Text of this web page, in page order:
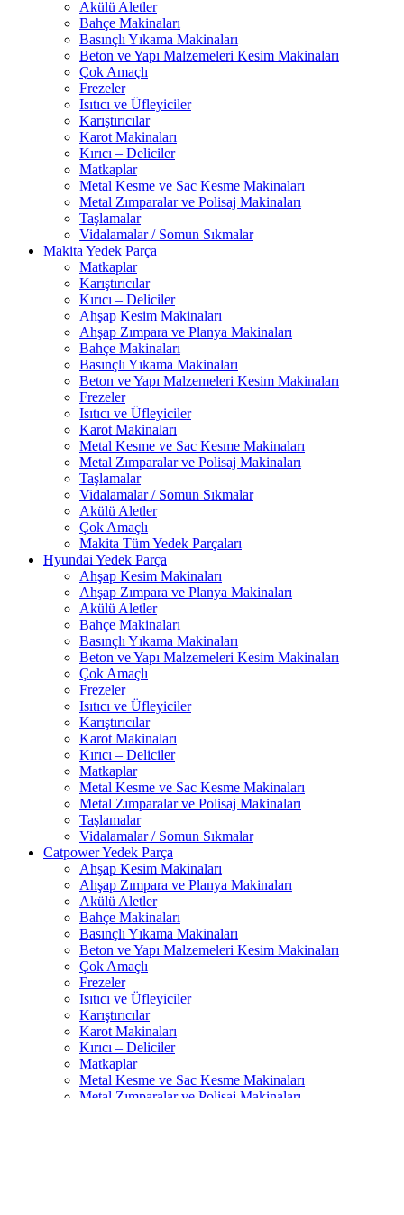
Akülü Aletler
Bahçe Makinaları
Basınçlı Yıkama Makinaları
Beton ve Yapı Malzemeleri Kesim Makinaları
Çok Amaçlı
Frezeler
Isıtıcı ve Üfleyiciler
Karıştırıcılar
Karot Makinaları
Kırıcı – Deliciler
Matkaplar
Metal Kesme ve Sac Kesme Makinaları
Metal Zımparalar ve Polisaj Makinaları
Taşlamalar
Vidalamalar / Somun Sıkmalar
Makita Yedek Parça
Matkaplar
Karıştırıcılar
Kırıcı – Deliciler
Ahşap Kesim Makinaları
Ahşap Zımpara ve Planya Makinaları
Bahçe Makinaları
Basınçlı Yıkama Makinaları
Beton ve Yapı Malzemeleri Kesim Makinaları
Frezeler
Isıtıcı ve Üfleyiciler
Karot Makinaları
Metal Kesme ve Sac Kesme Makinaları
Metal Zımparalar ve Polisaj Makinaları
Taşlamalar
Vidalamalar / Somun Sıkmalar
Akülü Aletler
Çok Amaçlı
Makita Tüm Yedek Parçaları
Hyundai Yedek Parça
Ahşap Kesim Makinaları
Ahşap Zımpara ve Planya Makinaları
Akülü Aletler
Bahçe Makinaları
Basınçlı Yıkama Makinaları
Beton ve Yapı Malzemeleri Kesim Makinaları
Çok Amaçlı
Frezeler
Isıtıcı ve Üfleyiciler
Karıştırıcılar
Karot Makinaları
Kırıcı – Deliciler
Matkaplar
Metal Kesme ve Sac Kesme Makinaları
Metal Zımparalar ve Polisaj Makinaları
Taşlamalar
Vidalamalar / Somun Sıkmalar
Catpower Yedek Parça
Ahşap Kesim Makinaları
Ahşap Zımpara ve Planya Makinaları
Akülü Aletler
Bahçe Makinaları
Basınçlı Yıkama Makinaları
Beton ve Yapı Malzemeleri Kesim Makinaları
Çok Amaçlı
Frezeler
Isıtıcı ve Üfleyiciler
Karıştırıcılar
Karot Makinaları
Kırıcı – Deliciler
Matkaplar
Metal Kesme ve Sac Kesme Makinaları
Metal Zımparalar ve Polisaj Makinaları